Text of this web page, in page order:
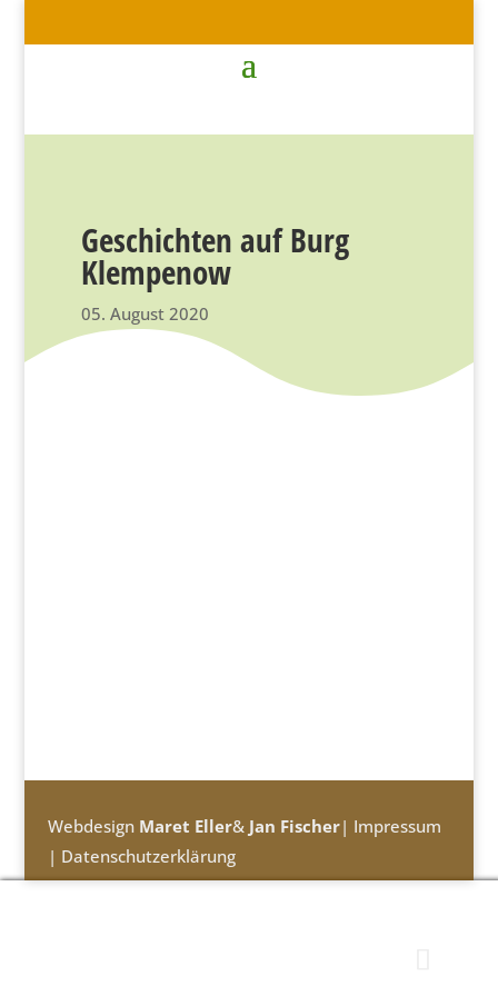
Geschichten auf Burg
Klempenow
05. August 2020
Webdesign Maret Eller& Jan Fischer| Impressum
| Datenschutzerklärung